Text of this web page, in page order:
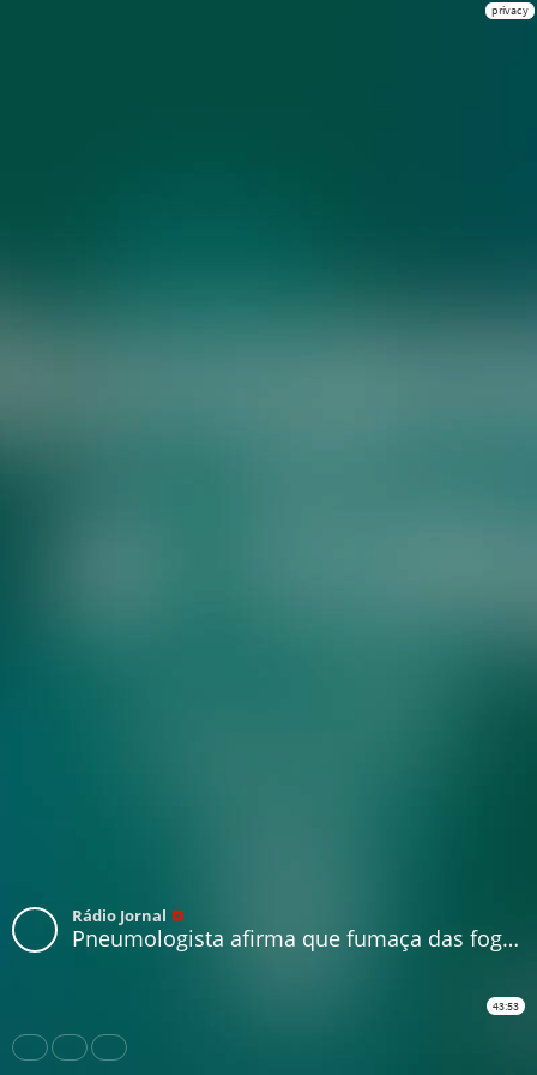
privacy
Rádio Jornal
Pneumologista afirma que fumaça das fogueiras juninas é um risco para os pacientes de coronavírus
43:53
Share